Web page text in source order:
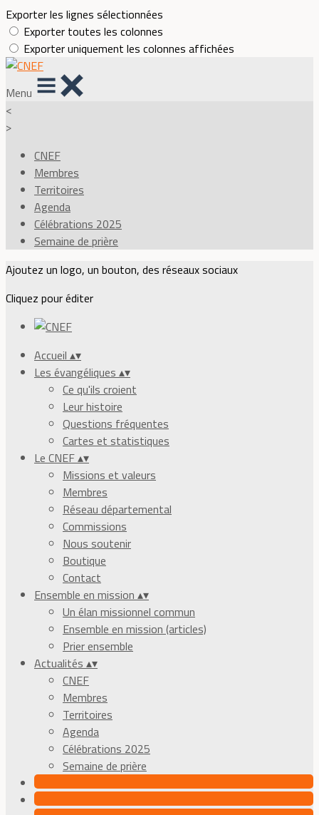
Exporter les lignes sélectionnées
Exporter toutes les colonnes
Exporter uniquement les colonnes affichées
Menu
<
>
CNEF
Membres
Territoires
Agenda
Célébrations 2025
Semaine de prière
Ajoutez un logo, un bouton, des réseaux sociaux
Cliquez pour éditer
Accueil ▴▾
Les évangéliques ▴▾
Ce qu'ils croient
Leur histoire
Questions fréquentes
Cartes et statistiques
Le CNEF▴▾
Missions et valeurs
Membres
Réseau départemental
Commissions
Nous soutenir
Boutique
Contact
Ensemble en mission ▴▾
Un élan missionnel commun
Ensemble en mission (articles)
Prier ensemble
Actualités ▴▾
CNEF
Membres
Territoires
Agenda
Célébrations 2025
Semaine de prière